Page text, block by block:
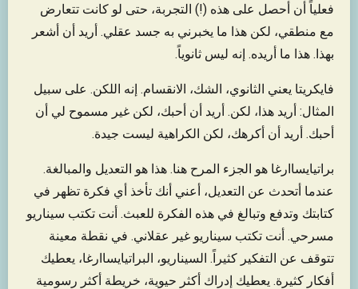
فعلياً أن أحصل على هذه (!) التجربة، حتى لو كانت تتعارض
مع منطقي، لكن هذا ما يخبرني به جسد عقلي. أريد أن أشعر
بهذا. هذا ما أريده. إنه ليس ثانوياً.
فايكريتا يعني الثانوي، الشك، الانقسام. إنه اللكن. على سبيل
المثال: أريد هذا، لكن. أريد أن أحبك، لكن غير مسموح لي أن
أحبك. أريد أن أكرهك، لكن الكراهية ليست جيدة.
براتيايساارغا هو الجزء المرح هنا. هذا هو التعديل والمبالغة.
عندما أتحدث عن التعديل، أعني أنك تأخذ أي فكرة تظهر في
كتابتك وتدفع وتبالغ في هذه الفكرة للعبث. أنت تكتب سيناريو
مسرحي. أنت تكتب سيناريو غير عقلاني. في نقطة معينة
تتوقف عن التفكير كثيراً. السيناريو، البراتيايساارغا، يعطيك
أفكار كثيرة. يعطيك إدراك أكثر حيوية، خريطة أكثر رسومية